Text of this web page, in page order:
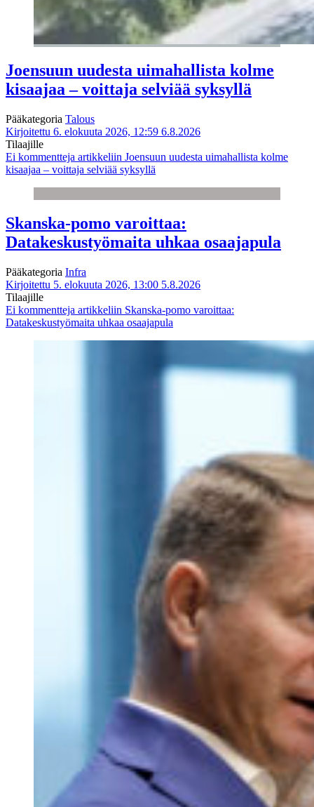
Joensuun uudesta uimahallista kolme
kisaajaa – voittaja selviää syksyllä
Pääkategoria Talous
Kirjoitettu 6. elokuuta 2026, 12:59 6.8.2026
Tilaajille
Ei kommentteja artikkeliin Joensuun uudesta uimahallista kolme
kisaajaa – voittaja selviää syksyllä
Skanska-pomo varoittaa:
Datakeskustyömaita uhkaa osaajapula
Pääkategoria Infra
Kirjoitettu 5. elokuuta 2026, 13:00 5.8.2026
Tilaajille
Ei kommentteja artikkeliin Skanska-pomo varoittaa:
Datakeskustyömaita uhkaa osaajapula